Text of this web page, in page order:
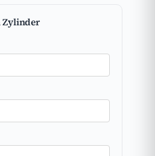
Zylinder